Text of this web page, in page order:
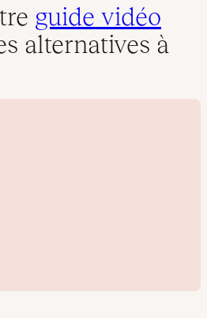
guide vidéo
alternatives à